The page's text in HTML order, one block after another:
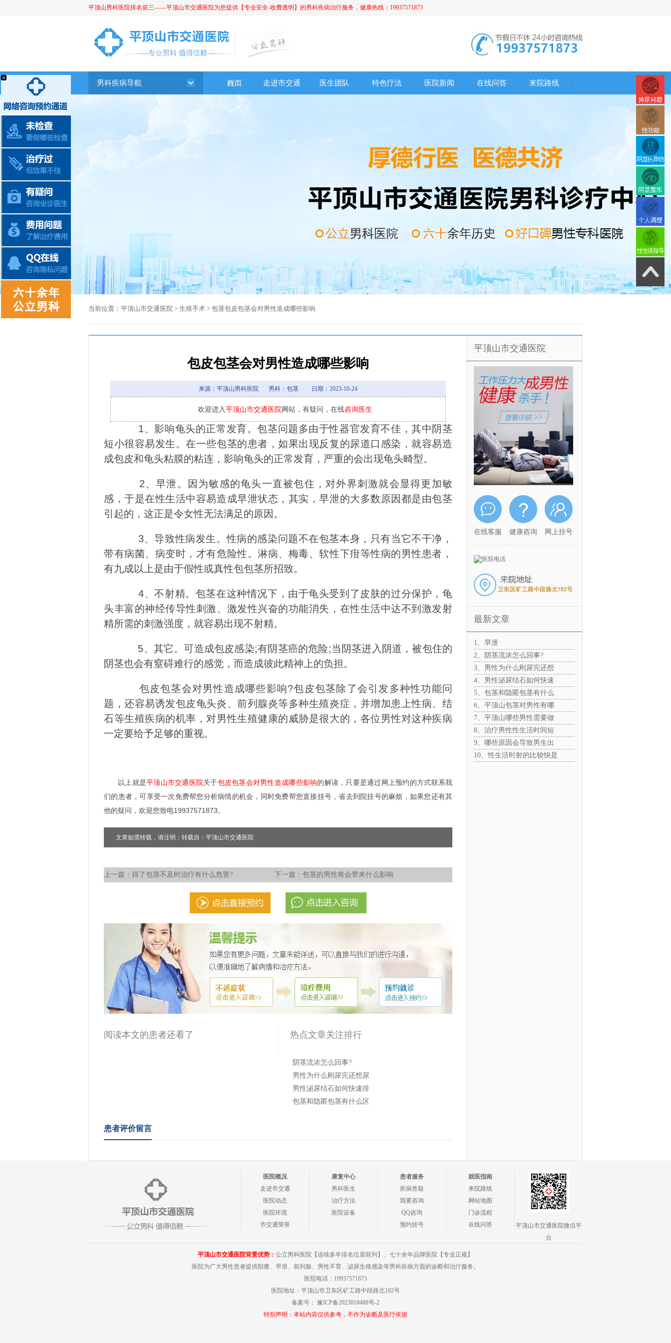
平顶山男科医院排名前三——平顶山市交通医院为您提供【专业安全-收费透明】的男科疾病治疗服务，健康热线：19937571873
男科疾病导航 走进市交通 医生团队 特色疗法 医院新闻 在线问答 来院路线
当前位置： 平顶山市交通医院 > 生殖手术 > 包茎包皮包茎会对男性造成哪些影响
包皮包茎会对男性造成哪些影响
来源：平顶山男科医院 男科：包茎 日期：2023-10-24
欢迎进入平顶山市交通医院网站，有疑问，在线咨询医生
1、影响龟头的正常发育。包茎问题多由于性器官发育不佳，其中阴茎
短小很容易发生。在一些包茎的患者，如果出现反复的尿道口感染，就容易造
成包皮和龟头粘膜的粘连，影响龟头的正常发育，严重的会出现龟头畸型。
2、早泄。因为敏感的龟头一直被包住，对外界刺激就会显得更加敏
感，于是在性生活中容易造成早泄状态，其实，早泄的大多数原因都是由包茎
引起的，这正是令女性无法满足的原因。
3、导致性病发生。性病的感染问题不在包茎本身，只有当它不干净，
带有病菌、病变时，才有危险性。淋病、梅毒、软性下疳等性病的男性患者，
有九成以上是由于假性或真性包包茎所招致。
4、不射精。包茎在这种情况下，由于龟头受到了皮肤的过分保护，龟
头丰富的神经传导性刺激、激发性兴奋的功能消失，在性生活中达不到激发射
精所需的刺激强度，就容易出现不射精。
5、其它。可造成包皮感染;有阴茎癌的危险;当阴茎进入阴道，被包住的
阴茎也会有窒碍难行的感觉，而造成彼此精神上的负担。
包皮包茎会对男性造成哪些影响?包皮包茎除了会引发多种性功能问
题，还容易诱发包皮龟头炎、前列腺炎等多种生殖炎症，并增加患上性病、结
石等生殖疾病的机率，对男性生殖健康的威胁是很大的，各位男性对这种疾病
一定要给予足够的重视。
以上就是平顶山市交通医院关于包皮包茎会对男性造成哪些影响的解读，只要是通过网上预约的方式联系我
们的患者，可享受一次免费帮您分析病情的机会，同时免费帮您直接挂号，省去到院挂号的麻烦，如果您还有其
他的疑问，欢迎您致电19937571873。
文章如需转载，请注明：转载自：平顶山市交通医院
上一篇： 得了包茎不及时治疗有什么危害? 下一篇：包茎的男性将会带来什么影响
阅读本文的患者还看了 热点文章关注排行
· 阴茎流浓怎么回事?
· 男性为什么刚尿完还想尿
· 男性泌尿结石如何快速排
·包茎和隐匿包茎有什么区
患者评价留言
平顶山市交通医院
在线客服 健康咨询 网上挂号
最新文章
1、早泄
2、阴茎流浓怎么回事?
3、男性为什么刚尿完还想
4、男性泌尿结石如何快速
5、包茎和隐匿包茎有什么
6、平顶山包茎对男性有哪
7、平顶山哪些男性需要做
8、治疗男性性生活时间短
9、哪些原因会导致男生出
10、性生活时射的比较快是
医院概况
走进市交通
医院动态
医院环境
市交通荣誉
康复中心
男科医生
治疗方法
医院设备
患者服务
疾病答疑
我要咨询
QQ咨询
预约挂号
就医指南
来院路线
网站地图
门诊流程
在线问答
平顶山市交通医院微信平
台
平顶山市交通医院背景优势： 公立男科医院【连续多年排名位居前列】、七十余年品牌医院【专业正规】
医院为广大男性患者提供阳痿、早泄、前列腺、男性不育、泌尿生殖感染等男科疾病方面的诊断和治疗服务。
医院电话：19937571873
医院地址：平顶山市卫东区矿工路中段路北182号
备案号： 豫ICP备2023018488号-2
特别声明：本站内容仅供参考，不作为诊断及医疗依据